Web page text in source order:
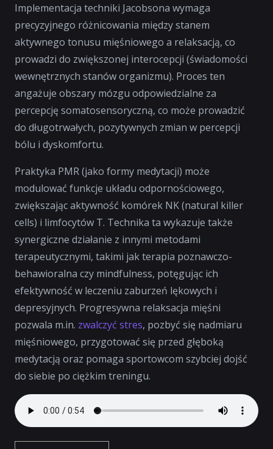
Implementacja techniki Jacobsona wymaga
precyzyjnego różnicowania między stanem
aktywnego tonusu mięśniowego a relaksacją, co
prowadzi do zwiększonej interocepcji (świadomości
wewnętrznych stanów organizmu). Proces ten
angażuje obszary mózgu odpowiedzialne za
percepcję somatosensoryczną, co może prowadzić
do długotrwałych, pozytywnych zmian w percepcji
bólu i dyskomfortu.
Praktyka PMR (jako formy medytacji) może
modulować funkcje układu odpornościowego,
zwiększając aktywność komórek NK (natural killer
cells) i limfocytów T. Technika ta wykazuje także
synergiczne działanie z innymi metodami
terapeutycznymi, takimi jak terapia poznawczo-
behawioralna czy mindfulness, potęgując ich
efektywność w leczeniu zaburzeń lękowych i
depresyjnych. Progresywna relaksacja mięśni
pozwala m.in. zwalczyć stres, pozbyć się nadmiaru
mięśniowego, przygotować się przed głęboką
medytacją oraz pomaga sportowcom szybciej dojść
do siebie po ciężkim treningu.